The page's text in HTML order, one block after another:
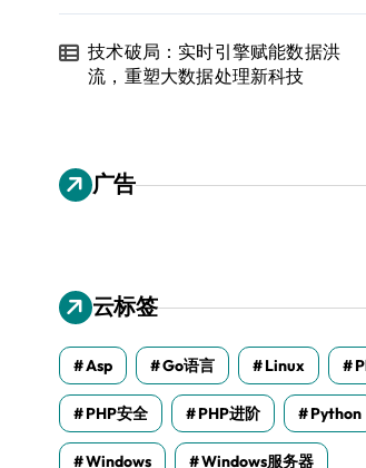
技术破局：实时引擎赋能数据洪
流，重塑大数据处理新科技
广告
云标签
Asp Go语言 Linux
PHP安全 PHP进阶 Python
Windows Windows服务器